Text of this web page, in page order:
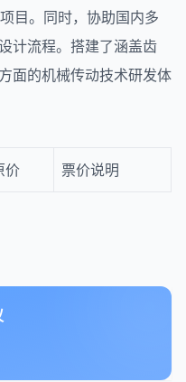
目。同时，协助国内多
计流程。搭建了涵盖齿
面的机械传动技术研发体
价 票价说明